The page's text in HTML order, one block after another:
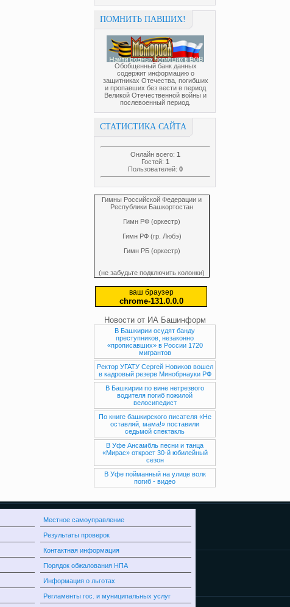
ПОМНИТЬ ПАВШИХ!
Обобщенный банк данных
содержит информацию о
защитниках Отечества, погибших
и пропавших без вести в период
Великой Отечественной войны и
послевоенный период.
СТАТИСТИКА САЙТА
Онлайн всего: 1
Гостей: 1
Пользователей: 0
Гимны Российской Федерации и
Республики Башкортостан
Гимн РФ (оркестр)
Гимн РФ (гр. Любэ)
Гимн РБ (оркестр)
(не забудьте подключить колонки)
ваш браузер
chrome-131.0.0.0
Новости от ИА Башинформ
В Башкирии осудят банду
преступников, незаконно
«прописавших» в России 1720
мигрантов
Ректор УГАТУ Сергей Новиков вошел
в кадровый резерв Минобрнауки РФ
В Башкирии по вине нетрезвого
водителя погиб пожилой
велосипедист
По книге башкирского писателя «Не
оставляй, мама!» поставили
седьмой спектакль
В Уфе Ансамбль песни и танца
«Мирас» откроет 30-й юбилейный
сезон
В Уфе пойманный на улице волк
погиб - видео
Местное самоуправление
Результаты проверок
Контактная информация
Порядок обжалования НПА
Информация о льготах
Регламенты гос. и муниципальных услуг